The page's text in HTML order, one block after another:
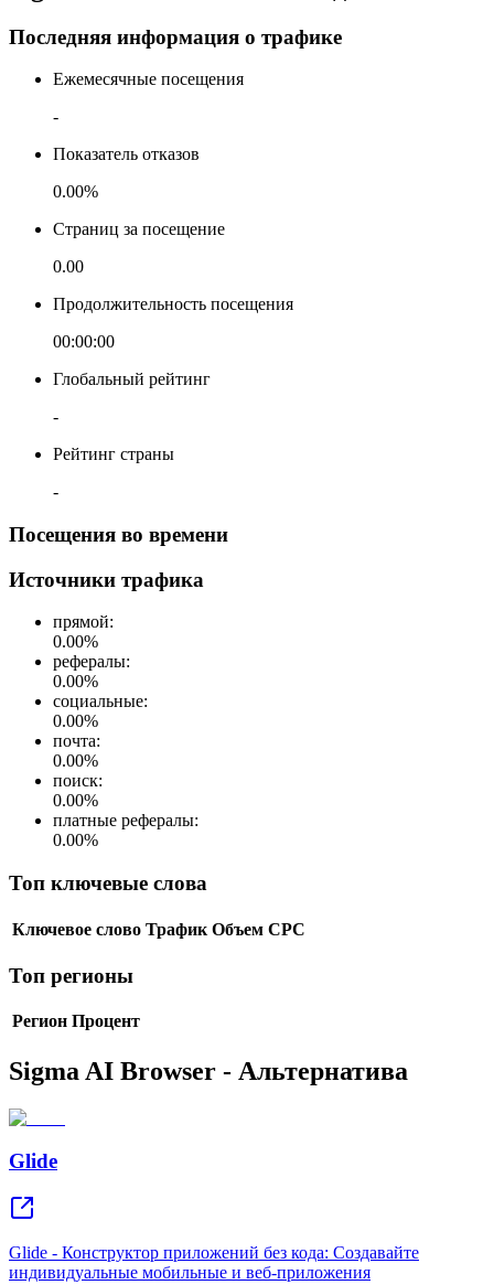
Последняя информация о трафике
Ежемесячные посещения
-
Показатель отказов
0.00%
Страниц за посещение
0.00
Продолжительность посещения
00:00:00
Глобальный рейтинг
-
Рейтинг страны
-
Посещения во времени
Источники трафика
прямой:
0.00%
рефералы:
0.00%
социальные:
0.00%
почта:
0.00%
поиск:
0.00%
платные рефералы:
0.00%
Топ ключевые слова
Ключевое слово Трафик Объем CPC
Топ регионы
Регион Процент
Sigma AI Browser - Альтернатива
Glide
Glide - Конструктор приложений без кода: Создавайте
индивидуальные мобильные и веб-приложения